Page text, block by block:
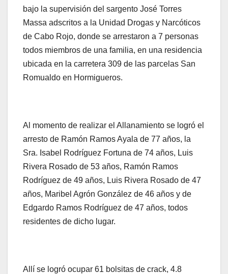
bajo la supervisión del sargento José Torres
Massa adscritos a la Unidad Drogas y Narcóticos
de Cabo Rojo, donde se arrestaron a 7 personas
todos miembros de una familia, en una residencia
ubicada en la carretera 309 de las parcelas San
Romualdo en Hormigueros.
Al momento de realizar el Allanamiento se logró el
arresto de Ramón Ramos Ayala de 77 años, la
Sra. Isabel Rodríguez Fortuna de 74 años, Luis
Rivera Rosado de 53 años, Ramón Ramos
Rodríguez de 49 años, Luis Rivera Rosado de 47
años, Maribel Agrón González de 46 años y de
Edgardo Ramos Rodríguez de 47 años, todos
residentes de dicho lugar.
Allí se logró ocupar 61 bolsitas de crack, 4.8